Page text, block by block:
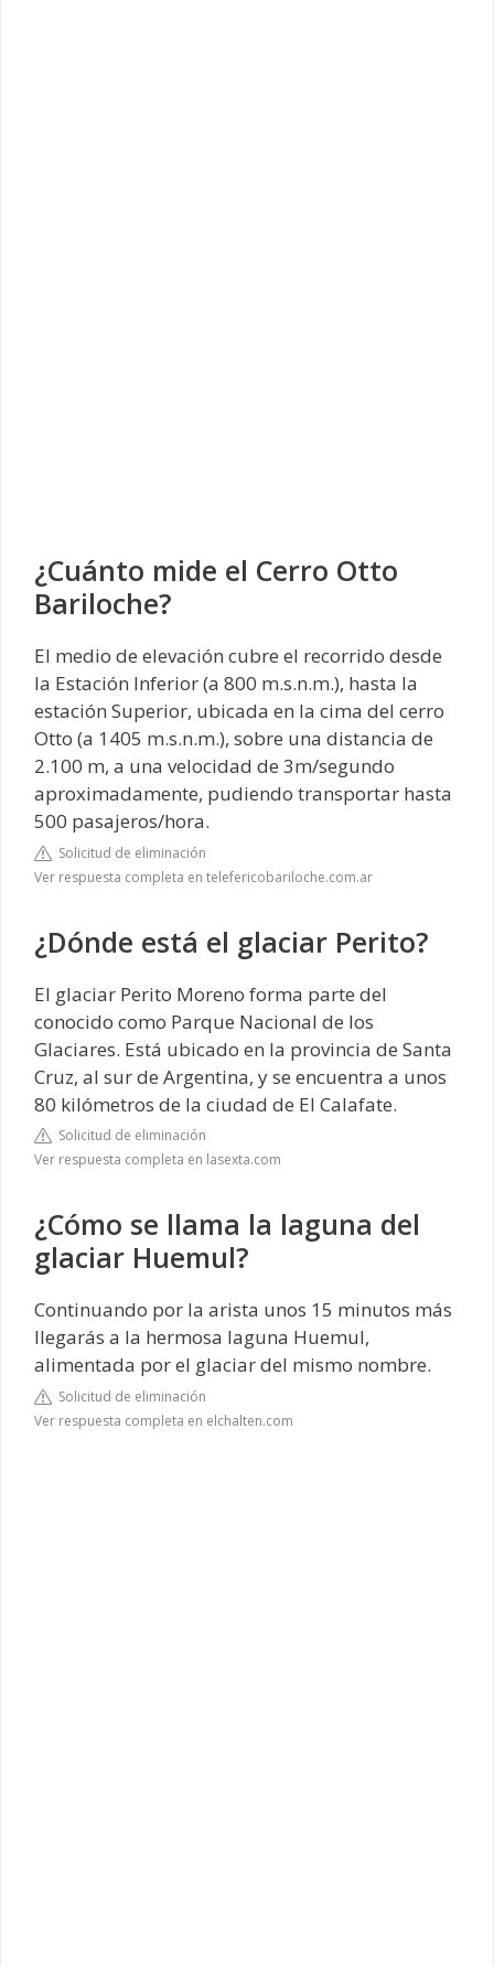
¿Cuánto mide el Cerro Otto
Bariloche?
El medio de elevación cubre el recorrido desde
la Estación Inferior (a 800 m.s.n.m.), hasta la
estación Superior, ubicada en la cima del cerro
Otto (a 1405 m.s.n.m.), sobre una distancia de
2.100 m, a una velocidad de 3m/segundo
aproximadamente, pudiendo transportar hasta
500 pasajeros/hora.
Solicitud de eliminación
Ver respuesta completa en telefericobariloche.com.ar
¿Dónde está el glaciar Perito?
El glaciar Perito Moreno forma parte del
conocido como Parque Nacional de los
Glaciares. Está ubicado en la provincia de Santa
Cruz, al sur de Argentina, y se encuentra a unos
80 kilómetros de la ciudad de El Calafate.
Solicitud de eliminación
Ver respuesta completa en lasexta.com
¿Cómo se llama la laguna del
glaciar Huemul?
Continuando por la arista unos 15 minutos más
llegarás a la hermosa laguna Huemul,
alimentada por el glaciar del mismo nombre.
Solicitud de eliminación
Ver respuesta completa en elchalten.com